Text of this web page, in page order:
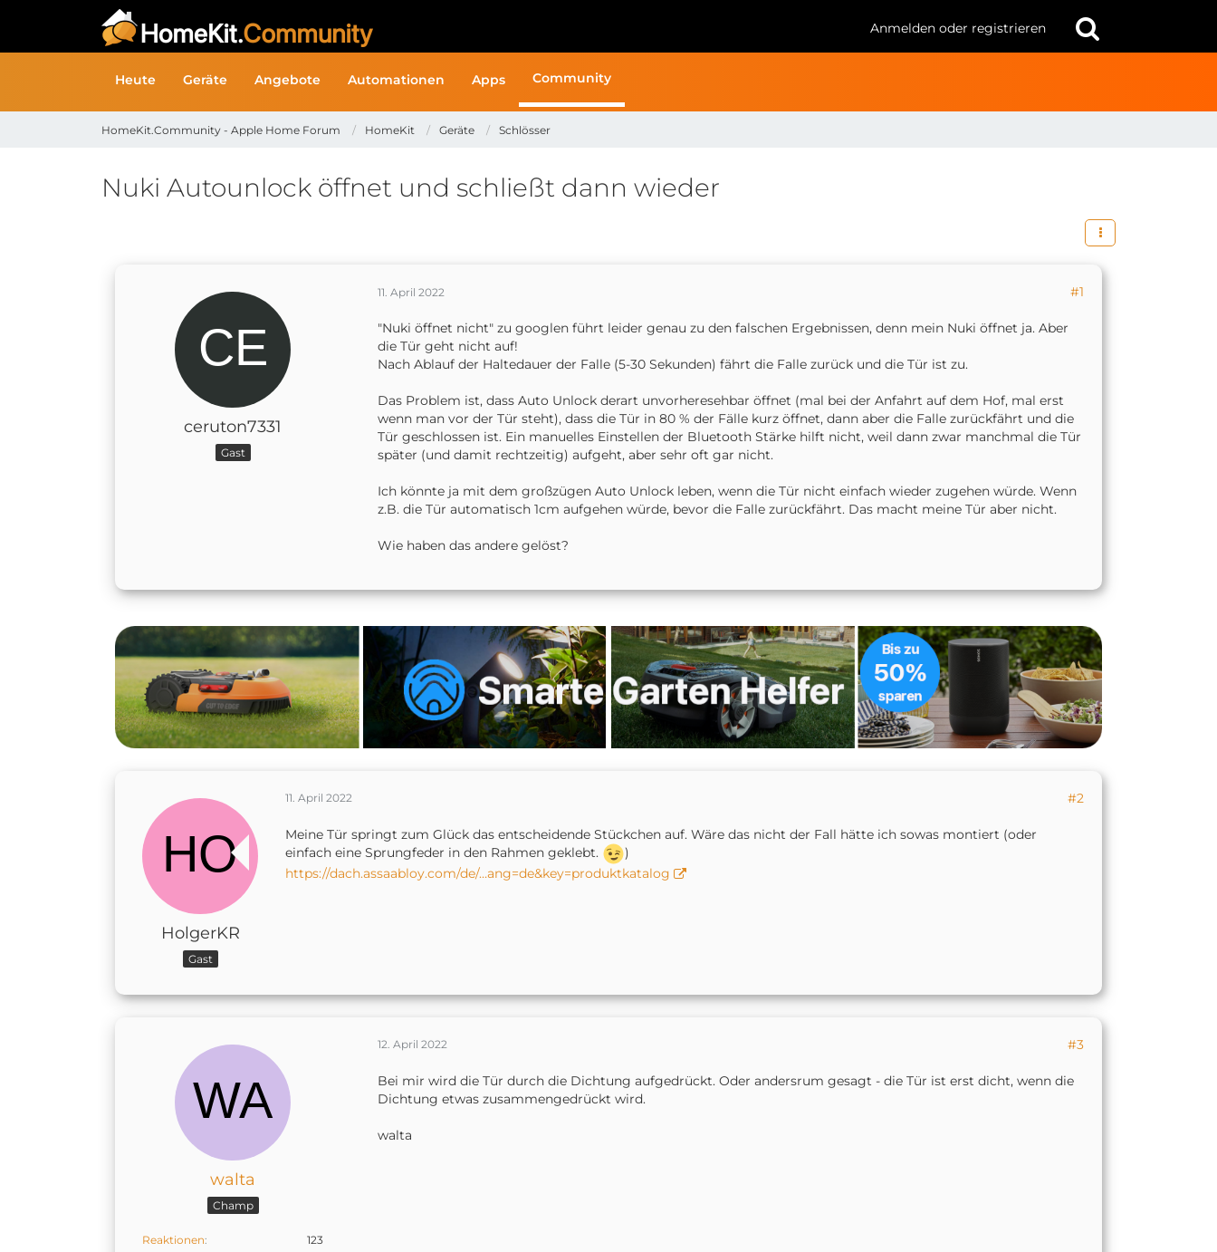
Anmelden oder registrieren
Heute Geräte Angebote Automationen Apps Community
HomeKit.Community - Apple Home Forum HomeKit Geräte Schlösser
Nuki Autounlock öffnet und schließt dann wieder
ceruton7331
Gast
11. April 2022 #1
"Nuki öffnet nicht" zu googlen führt leider genau zu den falschen Ergebnissen, denn mein Nuki öffnet ja. Aber
die Tür geht nicht auf!
Nach Ablauf der Haltedauer der Falle (5-30 Sekunden) fährt die Falle zurück und die Tür ist zu.
Das Problem ist, dass Auto Unlock derart unvorheresehbar öffnet (mal bei der Anfahrt auf dem Hof, mal erst
wenn man vor der Tür steht), dass die Tür in 80 % der Fälle kurz öffnet, dann aber die Falle zurückfährt und die
Tür geschlossen ist. Ein manuelles Einstellen der Bluetooth Stärke hilft nicht, weil dann zwar manchmal die Tür
später (und damit rechtzeitig) aufgeht, aber sehr oft gar nicht.
Ich könnte ja mit dem großzügen Auto Unlock leben, wenn die Tür nicht einfach wieder zugehen würde. Wenn
z.B. die Tür automatisch 1cm aufgehen würde, bevor die Falle zurückfährt. Das macht meine Tür aber nicht.
Wie haben das andere gelöst?
HolgerKR
Gast
11. April 2022 #2
Meine Tür springt zum Glück das entscheidende Stückchen auf. Wäre das nicht der Fall hätte ich sowas montiert (oder
einfach eine Sprungfeder in den Rahmen geklebt.
)
https://dach.assaabloy.com/de/…ang=de&key=produktkatalog
walta
Champ
Reaktionen
123
12. April 2022 #3
Bei mir wird die Tür durch die Dichtung aufgedrückt. Oder andersrum gesagt - die Tür ist erst dicht, wenn die
Dichtung etwas zusammengedrückt wird.
walta